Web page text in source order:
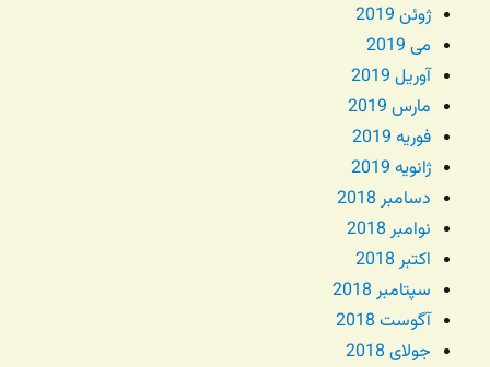
ژوئن 2019
می 2019
آوریل 2019
مارس 2019
فوریه 2019
ژانویه 2019
دسامبر 2018
نوامبر 2018
اکتبر 2018
سپتامبر 2018
آگوست 2018
جولای 2018